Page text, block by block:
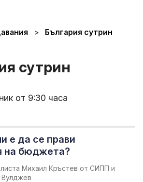
България сутрин
сутрин
от 9:30 часа
е да се прави
на бюджета?
Михаил Кръстев от СИПП и
Вулджев